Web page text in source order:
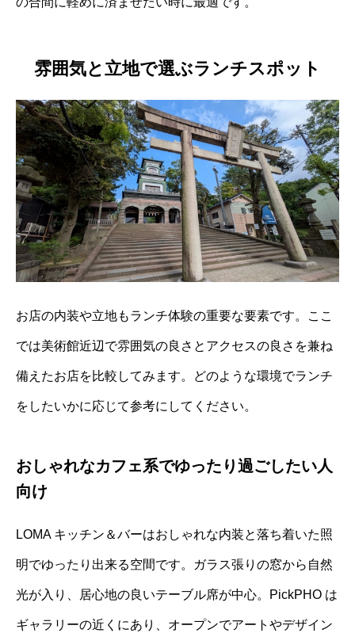
雰囲気と立地で選ぶランチスポット
お店の内装や立地もランチ体験の重要な要素です。ここ
では美術館近辺で雰囲気の良さとアクセスの良さを兼ね
備えたお店を比較してみます。どのような環境でランチ
をしたいかに応じて参考にしてください。
おしゃれなカフェ系でゆったり過ごしたい人
向け
LOMA キッチン＆バーはおしゃれな内装と落ち着いた照
明でゆったり出来る空間です。ガラス張りの窓から自然
光が入り、居心地の良いテーブル席が中心。PickPHO は
ギャラリーの近くにあり、オープンでアートやデザイン